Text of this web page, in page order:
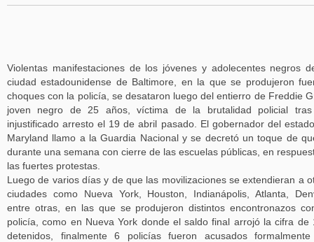
Violentas manifestaciones de los jóvenes y adolecentes negros
ciudad estadounidense de Baltimore, en la que se produjeron
choques con la policía, se desataron luego del entierro de Freddie
joven negro de 25 años, víctima de la brutalidad policial
injustificado arresto el 19 de abril pasado. El gobernador del
Maryland llamo a la Guardia Nacional y se decretó un toque de
durante una semana con cierre de las escuelas públicas, en
las fuertes protestas.
Luego de varios días y de que las movilizaciones se extendieran a
ciudades como Nueva York, Houston, Indianápolis, Atlanta,
entre otras, en las que se produjeron distintos encontronazos
policía, como en Nueva York donde el saldo final arrojó la cifra de
detenidos, finalmente 6 policías fueron acusados